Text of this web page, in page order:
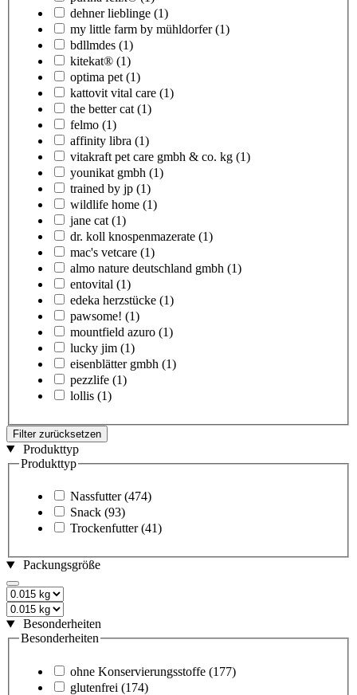
dehner lieblinge (1)
my little farm by mühldorfer (1)
bdllmdes (1)
kitekat® (1)
optima pet (1)
kattovit vital care (1)
the better cat (1)
felmo (1)
affinity libra (1)
vitakraft pet care gmbh & co. kg (1)
younikat gmbh (1)
trained by jp (1)
wildlife home (1)
jane cat (1)
dr. koll knospenmazerate (1)
mac's vetcare (1)
almo nature deutschland gmbh (1)
entovital (1)
edeka herzstücke (1)
pawsome! (1)
mountfield azuro (1)
lucky jim (1)
eisenblätter gmbh (1)
pezzlife (1)
lollis (1)
Filter zurücksetzen
Produkttyp
Produkttyp
Nassfutter (474)
Snack (93)
Trockenfutter (41)
Packungsgröße
Besonderheiten
Besonderheiten
ohne Konservierungsstoffe (177)
glutenfrei (174)